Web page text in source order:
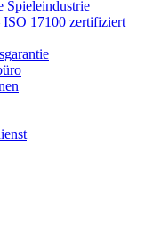
Spieleindustrie
ISO 17100 zertifiziert